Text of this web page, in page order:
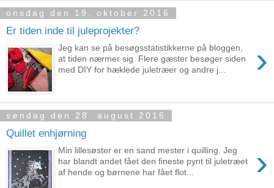
onsdag den 19. oktober 2016
Er tiden inde til juleprojekter?
›
Jeg kan se på besøgsstatistikkerne på bloggen,
at tiden nærmer sig. Flere gæster besøger siden
med DIY for hæklede juletræer og andre j...
søndag den 28. august 2016
Quillet enhjørning
›
Min lillesøster er en sand mester i quilling. Jeg
har blandt andet fået den fineste pynt til juletræet
af hende og børnene har fået flot...